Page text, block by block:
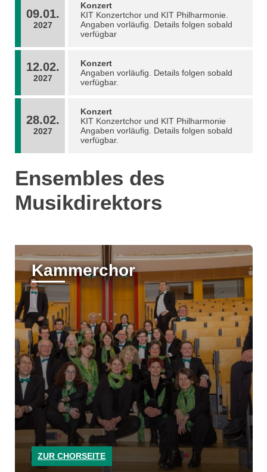
09.01.
2027
Konzert
KIT Konzertchor und KIT Philharmonie.
Angaben vorläufig. Details folgen sobald
verfügbar
12.02.
2027
Konzert
Angaben vorläufig. Details folgen sobald
verfügbar.
28.02.
2027
Konzert
KIT Konzertchor und KIT Philharmonie
Angaben vorläufig. Details folgen sobald
verfügbar.
Ensembles des
Musikdirektors
Kammerchor
ZUR CHORSEITE